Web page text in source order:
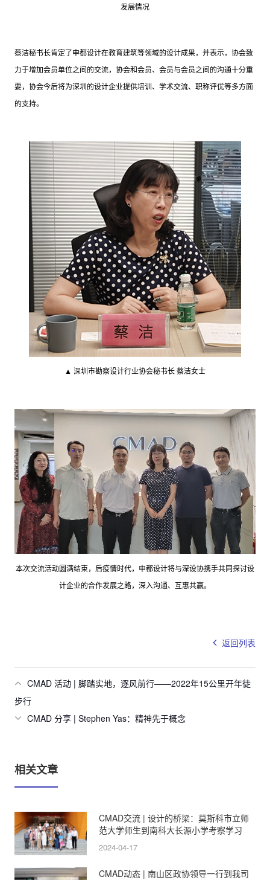
发展情况
蔡洁秘书长肯定了申都设计在教育建筑等领域的设计成果，并表示，协会致
力于增加会员单位之间的交流，协会和会员、会员与会员之间的沟通十分重
要，协会今后将为深圳的设计企业提供培训、学术交流、职称评优等多方面
的支持。
▲ 深圳市勘察设计行业协会秘书长 蔡洁女士
本次交流活动圆满结束，后疫情时代，申都设计将与深设协携手共同探讨设
计企业的合作发展之路，深入沟通、互惠共赢。
返回列表
CMAD 活动 | 脚踏实地，逐风前行——2022年15公里开年徒
步行
CMAD 分享 | Stephen Yas：精神先于概念
相关文章
CMAD交流 | 设计的桥梁：莫斯科市立师
范大学师生到南科大长源小学考察学习
2024-04-17
CMAD动态 | 南山区政协领导一行到我司